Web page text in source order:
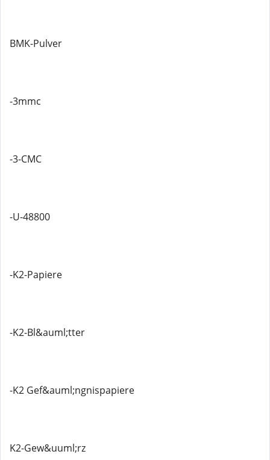
BMK-Pulver
-3mmc
-3-CMC
-U-48800
-K2-Papiere
-K2-Bl&auml;tter
-K2 Gef&auml;ngnispapiere
K2-Gew&uuml;rz